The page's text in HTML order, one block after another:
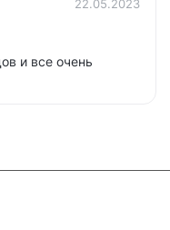
22.05.2023
и все очень